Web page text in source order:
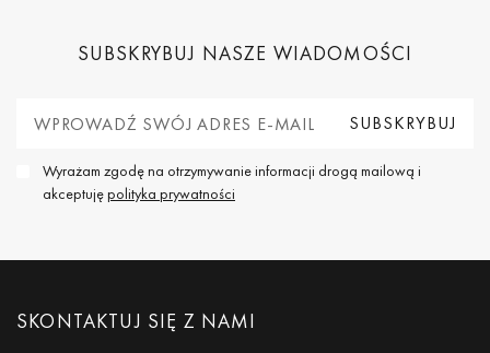
SUBSKRYBUJ NASZE WIADOMOŚCI
Wyrażam zgodę na otrzymywanie informacji drogą mailową i
akceptujępolityka prywatności
SKONTAKTUJ SIĘ Z NAMI